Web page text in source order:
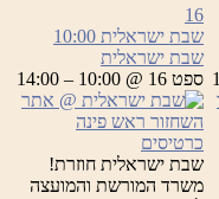
16
שבת ישראלית 10:00
שבת ישראלית
ספט 16 @ 10:00 – 14:00
כרטיסים
שבת ישראלית חוזרת!
משרד המורשת והמועצה